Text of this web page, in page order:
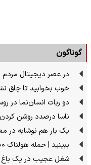
گوناگون
در عصر دیجیتال مردم
خوب بخوابید تا چاق
دو ربات انسان‌نما در
ناسا درصدد روشن
یک بار هم نوشابه در
ببینید | حمله هولناک ۹۰۰ مار کبرای قاتل به ساکنان مردم چین
شغل عجیب در یک